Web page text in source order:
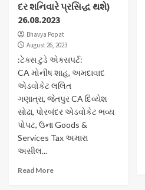
દર શનિવારે પ્રસિદ્ધ થશે)
26.08.2023
Bhavya Popat
August 26, 2023
:ટેક્સ ટુડે એક્સપર્ટ:
CA મોનીષ શાહ, અમદાવાદ
એડવોકેટ લલિત
ગણાત્રા, જેતપુર CA દિવ્યેશ
સોઢા, પોરબંદર એડવોકેટ ભવ્ય
પોપટ, ઉના Goods &
Services Tax અમારા
અસીલ...
Read More